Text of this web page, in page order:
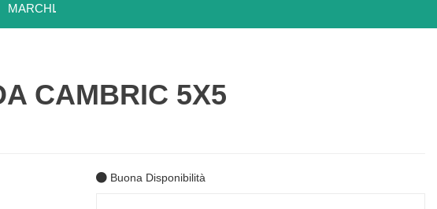
MARCHI
CAMBRIC 5X5
Buona Disponibilità